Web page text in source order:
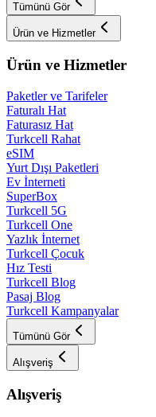
Tümünü Gör
Ürün ve Hizmetler
Ürün ve Hizmetler
Paketler ve Tarifeler
Faturalı Hat
Faturasız Hat
Turkcell Rahat
eSIM
Yurt Dışı Paketleri
Ev İnterneti
SuperBox
Turkcell 5G
Turkcell One
Yazlık İnternet
Turkcell Çocuk
Hız Testi
Turkcell Blog
Pasaj Blog
Turkcell Kampanyalar
Tümünü Gör
Alışveriş
Alışveriş